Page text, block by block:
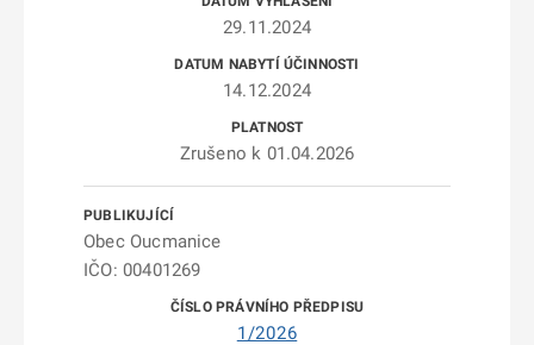
29.11.2024
14.12.2024
Zrušeno k 01.04.2026
Obec Oucmanice
IČO: 00401269
1/2026